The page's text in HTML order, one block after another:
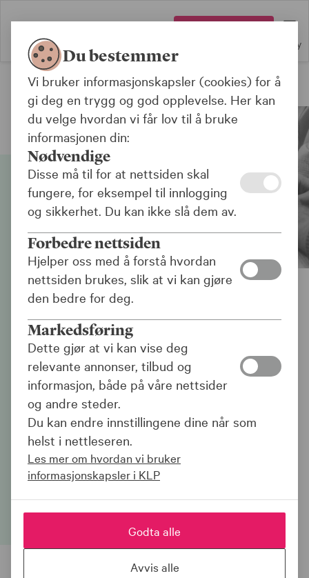
Meny
Bank
Lånekalkulator for
virksomheter
Her kan du simulere rente- og
avdragsbetingelser basert på ulike
lånestørrelser og valg av nedbetalingstid.
Lånekalkulatoren viser også et
priseksempel på hva et tilsvarende lån
ville vært dersom investeringen
kvalifiserer til grønt lån.
Du bestemmer
Vi bruker informasjonskapsler (cookies) for å
gi deg en trygg og god opplevelse. Her kan
du velge hvordan vi får lov til å bruke
informasjonen din:
Nødvendige
Disse må til for at nettsiden skal
fungere, for eksempel til innlogging
og sikkerhet. Du kan ikke slå dem av.
Forbedre nettsiden
Hjelper oss med å forstå hvordan
nettsiden brukes, slik at vi kan gjøre
den bedre for deg.
Markedsføring
Dette gjør at vi kan vise deg
relevante annonser, tilbud og
informasjon, både på våre nettsider
og andre steder.
Du kan endre innstillingene dine når som
helst i nettleseren.
Les mer om hvordan vi bruker
informasjonskapsler i KLP
Godta alle
Avvis alle